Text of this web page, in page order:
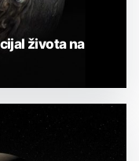
života na